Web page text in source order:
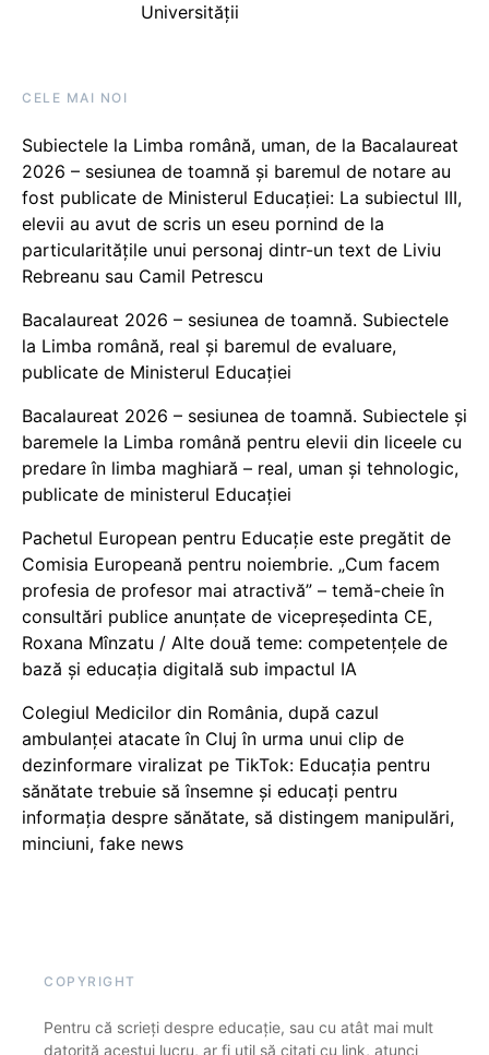
Universității
CELE MAI NOI
Subiectele la Limba română, uman, de la Bacalaureat
2026 – sesiunea de toamnă și baremul de notare au
fost publicate de Ministerul Educației: La subiectul III,
elevii au avut de scris un eseu pornind de la
particularitățile unui personaj dintr-un text de Liviu
Rebreanu sau Camil Petrescu
Bacalaureat 2026 – sesiunea de toamnă. Subiectele
la Limba română, real și baremul de evaluare,
publicate de Ministerul Educației
Bacalaureat 2026 – sesiunea de toamnă. Subiectele și
baremele la Limba română pentru elevii din liceele cu
predare în limba maghiară – real, uman și tehnologic,
publicate de ministerul Educației
Pachetul European pentru Educație este pregătit de
Comisia Europeană pentru noiembrie. „Cum facem
profesia de profesor mai atractivă” – temă-cheie în
consultări publice anunțate de vicepreședinta CE,
Roxana Mînzatu / Alte două teme: competențele de
bază și educația digitală sub impactul IA
Colegiul Medicilor din România, după cazul
ambulanței atacate în Cluj în urma unui clip de
dezinformare viralizat pe TikTok: Educația pentru
sănătate trebuie să însemne și educați pentru
informația despre sănătate, să distingem manipulări,
minciuni, fake news
COPYRIGHT
Pentru că scrieți despre educație, sau cu atât mai mult
datorită acestui lucru, ar fi util să citați cu link, atunci